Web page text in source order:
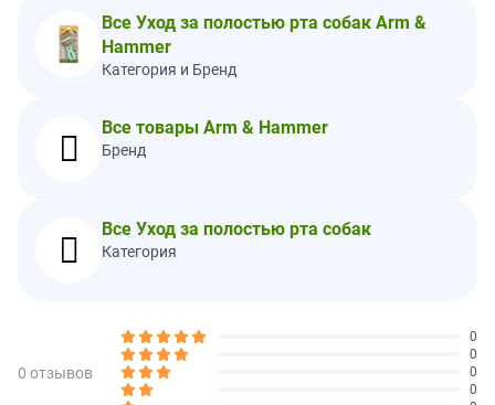
Предупреждения
Продукт не предназначен для употребления в пищу. Если вы
Все Уход за полостью рта собак Arm &
Hammer
Категория и Бренд
Все товары Arm & Hammer
Бренд
Все Уход за полостью рта собак
Категория
0 отзывов
0
0
0
0